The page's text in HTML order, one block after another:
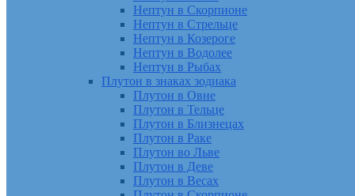
Нептун в Скорпионе
Нептун в Стрельце
Нептун в Козероге
Нептун в Водолее
Нептун в Рыбах
Плутон в знаках зодиака
Плутон в Овне
Плутон в Тельце
Плутон в Близнецах
Плутон в Раке
Плутон во Льве
Плутон в Деве
Плутон в Весах